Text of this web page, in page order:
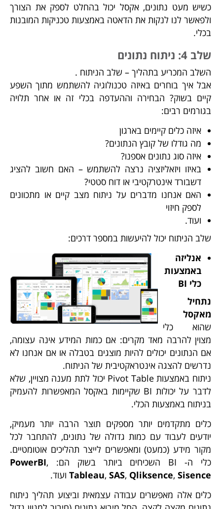
כשיש מעט נתונים, אקסל יכול בהחלט לספק את הצורך
ולפאשר לנו לנקות את הדאטה באמצעות טכניקות המובנות
בכלי.
שלב 4: ניתוח נתונים
השלב המכריע בתהליך – שלב הניתוח .
אבל איך בוחרים באיזה טכנולוגיה להשתמש מתוך השפע
קיים בשוק? הבחירה וההעדפה בכלי זה או אחר תלויה
בגורמים רבים:
איזה כלים קיימים בארגון
מה גודלו של קובץ הנתונים?
איזה סוג נתונים אספנו?
באיזו ויזאליזציה נרצה להשתמש – האם חשוב להציג
דשבורד אינטרקטיבי או דוח סטטי?
האם אנחנו מדברים על ניתוח מצב קיים או מתכוונים
לספק חיזוי
ועוד.
שלב הניתוח יכול להיעשות במספר דרכים:
אנליזה
באמצעות
כלי BI
נתחיל
מאקסל
שהוא כלי
מצוין להרבה מאד מקרים: אם כמות המידע אינה עצומה,
אם הנתונים יכולים להיות מוצגים בטבלה או אם אנחנו לא
נדרשים להצגה אינטראקטיבית של הניתוח.
ניתוח באמצעות Pivot Table יכול לתת מענה מצויין, שלא
לדבר על יכולות BI שקיימות באקסל המאפשרות להעמיק
בניתוח באמצעות הכלי.
כלים מתקדמים יותר מספקים תוצר הרבה יותר מעמיק,
יודעים לעבוד עם כמות גדולה של נתונים, להתחבר לכל
מקור מידע (כמעט) ומאפשרים לייצר תהליכים אוטומטיים.
כלי ה- BI השכיחים ביותר בשוק הם:
PowerBI,
Tableau, SAS, Qliksence, Sisence
ועוד.
כלים אלה מאפשרים עבודה עצמאית וביצוע תהליך ניתוח